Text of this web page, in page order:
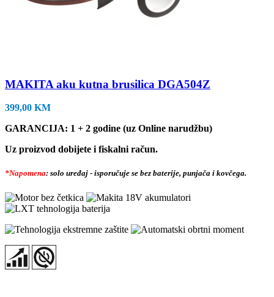
MAKITA aku kutna brusilica DGA504Z
399,00 KM
GARANCIJA: 1 + 2 godine (uz Online narudžbu)
Uz proizvod dobijete i fiskalni račun.
*Napomena: solo uređaj - isporučuje se bez baterije, punjača i kovčega.